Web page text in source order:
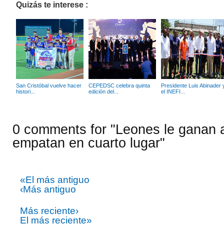
Quizás te interese :
San Cristóbal vuelve hacer
histori...
CEPEDSC celebra quinta
edición del...
Presidente Luis Abinader
el INEFI...
0 comments for "Leones le ganan
empatan en cuarto lugar"
«El más antiguo
‹Más antiguo
Más reciente›
El más reciente»